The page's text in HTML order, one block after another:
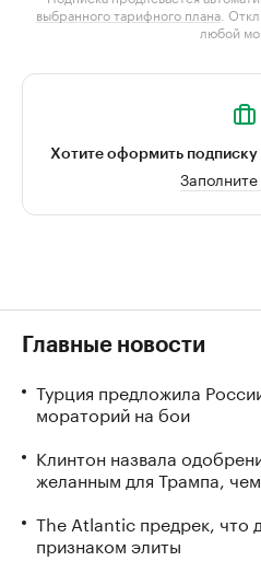
выбранного тарифного плана .
любой
Хотите оформить
Главные новости
Турция предложила
мораторий на бои
Клинтон назвала
желанным для Трампа,
The Atlantic предрек, что
признаком элиты